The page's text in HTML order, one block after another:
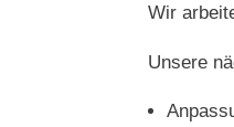
Wir
Unsere